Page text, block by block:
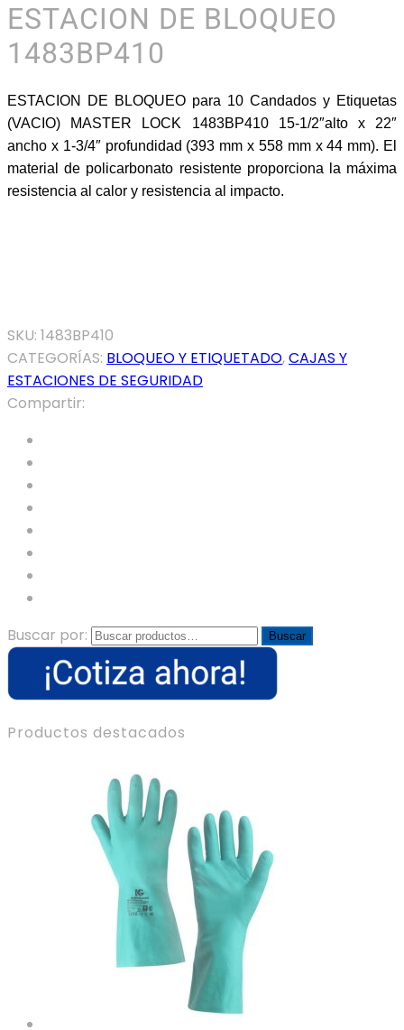
ESTACION DE BLOQUEO
1483BP410
ESTACION DE BLOQUEO para 10 Candados y Etiquetas
(VACIO) MASTER LOCK 1483BP410 15-1/2″alto x 22″
ancho x 1-3/4″ profundidad (393 mm x 558 mm x 44 mm). El
material de policarbonato resistente proporciona la máxima
resistencia al calor y resistencia al impacto.
SKU: 1483BP410
CATEGORÍAS: BLOQUEO Y ETIQUETADO,CAJAS Y
ESTACIONES DE SEGURIDAD
Compartir:
Buscar por: Buscar
Productos destacados